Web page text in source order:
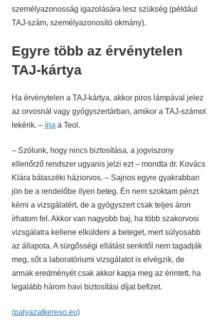
személyazonosság igazolására lesz szükség (például
TAJ-szám, személyazonosító okmány).
Egyre több az érvénytelen
TAJ-kártya
Ha érvénytelen a TAJ-kártya, akkor piros lámpával jelez
az orvosnál vagy gyógyszertárban, amikor a TAJ-számot
lekérik. – írja a Teol.
– Szólunk, hogy nincs biztosítása, a jogviszony
ellenőrző rendszer ugyanis jelzi ezt – mondta dr. Kovács
Klára bátaszéki háziorvos. – Sajnos egyre gyakrabban
jön be a rendelőbe ilyen beteg. Én nem szoktam pénzt
kérni a vizsgálatért, de a gyógyszert csak teljes áron
írhatom fel. Akkor van nagyobb baj, ha több szakorvosi
vizsgálatra kellene elküldeni a beteget, mert súlyosabb
az állapota. A sürgősségi ellátást senkitől nem tagadják
meg, sőt a laboratóriumi vizsgálatot is elvégzik, de
annak eredményét csak akkor kapja meg az érintett, ha
legalább három havi biztosítási díjat befizet.
(palyazatkereso.eu)